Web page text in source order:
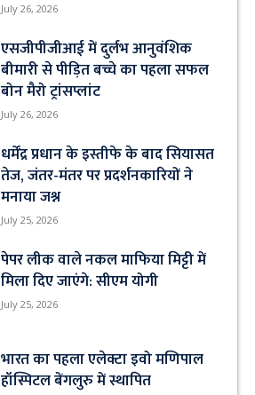
July 26, 2026
एसजीपीजीआई में दुर्लभ आनुवंशिक
बीमारी से पीड़ित बच्चे का पहला सफल
बोन मैरो ट्रांसप्लांट
July 26, 2026
धर्मेंद्र प्रधान के इस्तीफे के बाद सियासत
तेज, जंतर-मंतर पर प्रदर्शनकारियों ने
मनाया जश्न
July 25, 2026
पेपर लीक वाले नकल माफिया मिट्टी में
मिला दिए जाएंगे: सीएम योगी
July 25, 2026
भारत का पहला एलेक्टा इवो मणिपाल
हॉस्पिटल बेंगलुरु में स्थापित